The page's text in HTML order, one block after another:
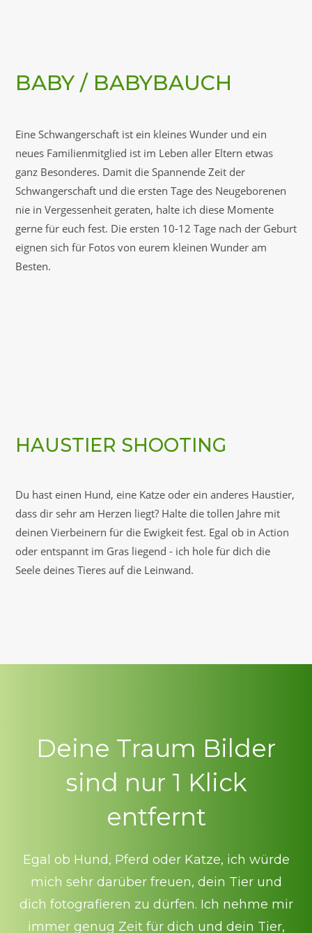
BABY / BABYBAUCH
Eine Schwangerschaft ist ein kleines Wunder und ein
neues Familienmitglied ist im Leben aller Eltern etwas
ganz Besonderes. Damit die Spannende Zeit der
Schwangerschaft und die ersten Tage des Neugeborenen
nie in Vergessenheit geraten, halte ich diese Momente
gerne für euch fest. Die ersten 10-12 Tage nach der Geburt
eignen sich für Fotos von eurem kleinen Wunder am
Besten.
HAUSTIER SHOOTING
Du hast einen Hund, eine Katze oder ein anderes Haustier,
dass dir sehr am Herzen liegt? Halte die tollen Jahre mit
deinen Vierbeinern für die Ewigkeit fest. Egal ob in Action
oder entspannt im Gras liegend - ich hole für dich die
Seele deines Tieres auf die Leinwand.
Deine Traum Bilder
sind nur 1 Klick
entfernt
Egal ob Hund, Pferd oder Katze, ich würde
mich sehr darüber freuen, dein Tier und
dich fotografieren zu dürfen. Ich nehme mir
immer genug Zeit für dich und dein Tier,